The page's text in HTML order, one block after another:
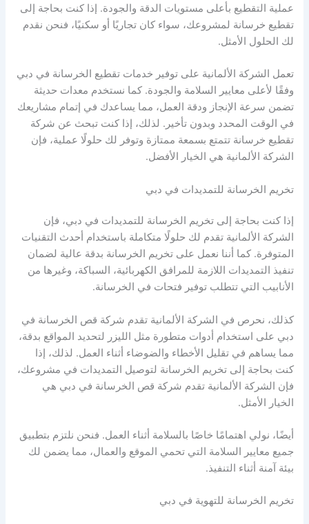
عملية التقطيع بأعلى مستويات الدقة والجودة. إذا كنت بحاجة إلى
تقطيع خرسانة لمشروعك، سواء كان تجاريًا أو سكنيًا، فنحن نقدم
لك الحلول الأمثل.
تعمل الشركة الألمانية على توفير خدمات تقطيع الخرسانة في دبي
وفقًا لأعلى معايير السلامة والجودة. كما نستخدم معدات حديثة
تضمن سرعة الإنجاز ودقة العمل، مما يساعدك في إتمام مشاريعك
في الوقت المحدد وبدون تأخير. لذلك، إذا كنت تبحث عن شركة
تقطيع خرسانة تتمتع بسمعة ممتازة وتوفر لك حلولًا عملية، فإن
الشركة الألمانية هي الخيار الأفضل.
تخريم الخرسانة للتمديدات في دبي
إذا كنت بحاجة إلى تخريم الخرسانة للتمديدات في دبي، فإن
الشركة الألمانية تقدم لك حلولًا متكاملة باستخدام أحدث التقنيات
المتوفرة. كما أننا نعمل على تخريم الخرسانة بدقة عالية لضمان
تنفيذ التمديدات اللازمة للمرافق الكهربائية، السباكة، وغيرها من
الأنابيب التي تتطلب توفير فتحات في الخرسانة.
كذلك، نحرص في الشركة الألمانية تقدم شركة قص الخرسانة في
دبي على استخدام أدوات متطورة مثل الليزر لتحديد المواقع بدقة،
مما يساهم في تقليل الأخطاء والضوضاء أثناء العمل. لذلك، إذا
كنت بحاجة إلى تخريم الخرسانة لتوصيل التمديدات في مشروعك،
فإن الشركة الألمانية تقدم شركة قص الخرسانة في دبي هي
الخيار الأمثل.
أيضًا، نولي اهتمامًا خاصًا بالسلامة أثناء العمل. فنحن نلتزم بتطبيق
جميع معايير السلامة التي تحمي الموقع والعمال، مما يضمن لك
بيئة آمنة أثناء التنفيذ.
تخريم الخرسانة للتهوية في دبي